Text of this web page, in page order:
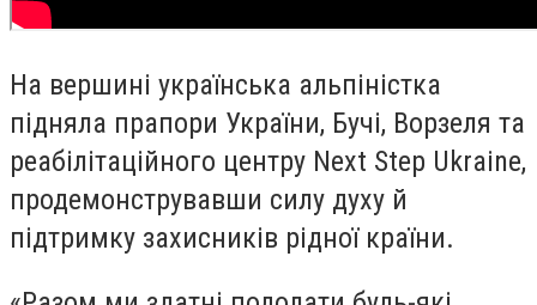
На вершині українська альпіністка
підняла прапори України, Бучі, Ворзеля та
реабілітаційного центру Next Step Ukraine,
продемонструвавши силу духу й
підтримку захисників рідної країни.